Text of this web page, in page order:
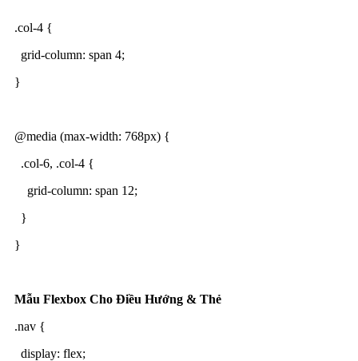
.col-4 {
grid-column: span 4;
}
@media (max-width: 768px) {
.col-6, .col-4 {
grid-column: span 12;
}
}
Mẫu Flexbox Cho Điều Hướng & Thẻ
.nav {
display: flex;